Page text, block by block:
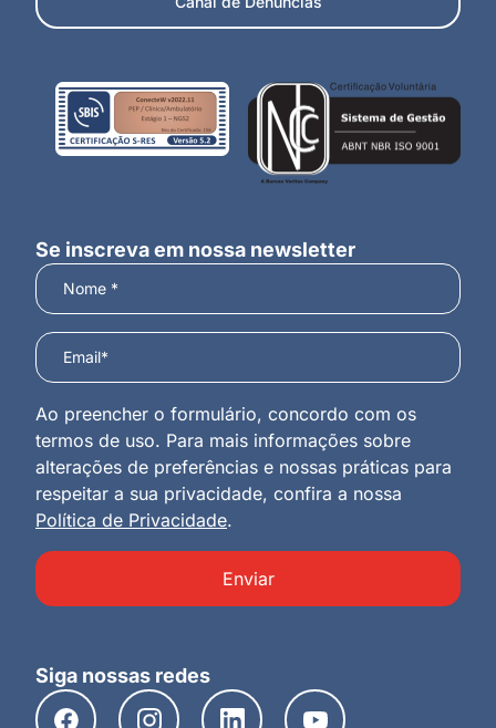
Se inscreva em nossa newsletter
Ao preencher o formulário, concordo com os
termos de uso. Para mais informações sobre
alterações de preferências e nossas práticas para
respeitar a sua privacidade, confira a nossa
Política de Privacidade.
Enviar
Siga nossas redes